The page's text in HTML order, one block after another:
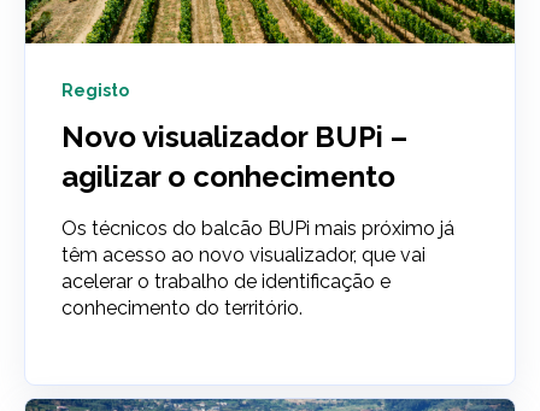
Registo
Novo visualizador BUPi –
agilizar o conhecimento
Os técnicos do balcão BUPi mais próximo já
têm acesso ao novo visualizador, que vai
acelerar o trabalho de identificação e
conhecimento do território.